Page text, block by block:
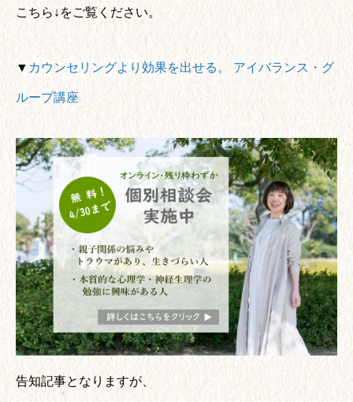
こちら↓をご覧ください。
▼ カウンセリングより効果を出せる。 アイバランス・グ
ループ講座
告知記事となりますが、